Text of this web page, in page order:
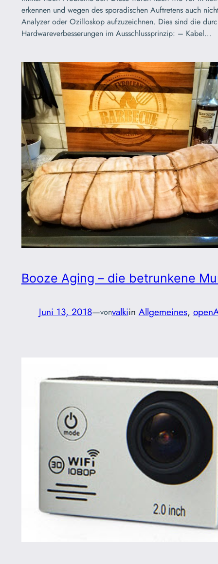
erkennen und wegen des sporadischen Auftretens auch
Analyzer oder Ozilloskop aufzuzeichnen. Dies sind die
Hardwareverbesserungen im Ausschlussprinzip: – Kabel…
Booze Aging – die betrunkene
Juni 13, 2018—vonvalkiin Allgemeines,